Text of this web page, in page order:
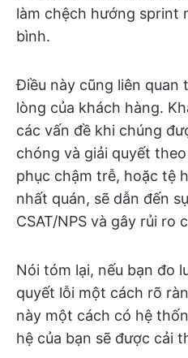
làm chệch hướng sprint
bình.
Điều này cũng liên quan
lòng của khách hàng.
các vấn đề khi chúng
chóng và giải quyết
phục chậm trễ, hoặc tệ
nhất quán, sẽ dẫn đến
CSAT/NPS và gây rủi ro
Nói tóm lại, nếu bạn đo
quyết lỗi một cách rõ
này một cách có hệ
hệ của bạn sẽ được cải